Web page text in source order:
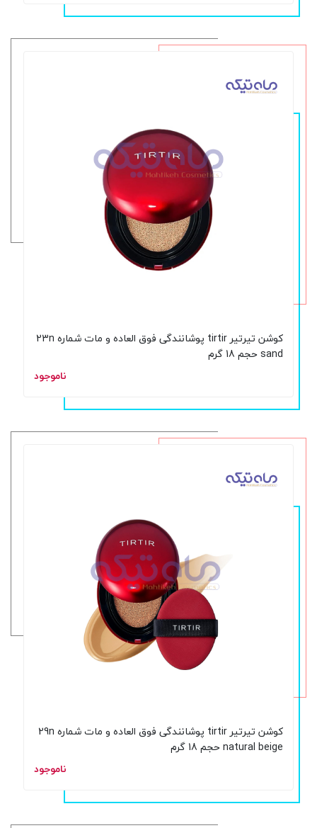
کوشن تیرتیر tirtir پوشانندگی فوق العاده و مات شماره 23n
sand حجم 18 گرم
ناموجود
کوشن تیرتیر tirtir پوشانندگی فوق العاده و مات شماره 29n
natural beige حجم 18 گرم
ناموجود